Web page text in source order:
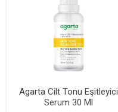
Agarta Cilt Tonu Eşitleyici
Serum 30 Ml